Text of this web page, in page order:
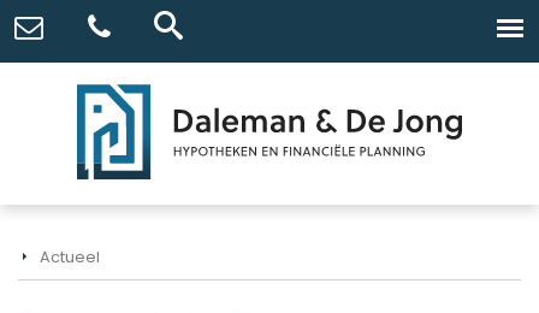
Actueel